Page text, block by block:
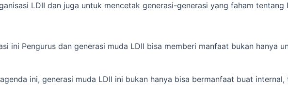
LDII dan juga untuk mencetak generasi-generasi yang faham tentang
ini Pengurus dan generasi muda LDII bisa memberi manfaat bukan hanya
ini, generasi muda LDII ini bukan hanya bisa bermanfaat buat